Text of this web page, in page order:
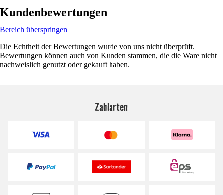
Kundenbewertungen
Bereich überspringen
Die Echtheit der Bewertungen wurde von uns nicht überprüft.
Bewertungen können auch von Kunden stammen, die die Ware nicht
nachweislich genutzt oder gekauft haben.
Zahlarten